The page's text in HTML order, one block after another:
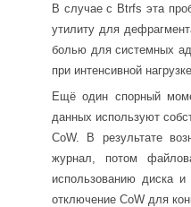
В случае с Btrfs эта
утилиту для
болью для системных
при интенсивной нагрузке.
Ещё один спорный
данных используют
CoW. В результате
журнал, потом
использованию диска и
отключение CoW для